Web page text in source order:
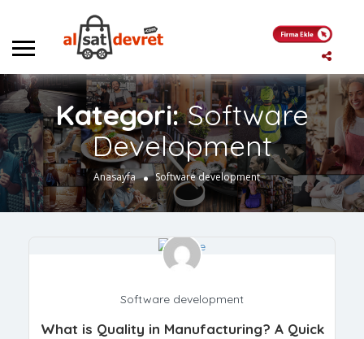
Kategori:Software
Development
Anasayfa Software development
Software development
What is Quality in Manufacturing? A Quick